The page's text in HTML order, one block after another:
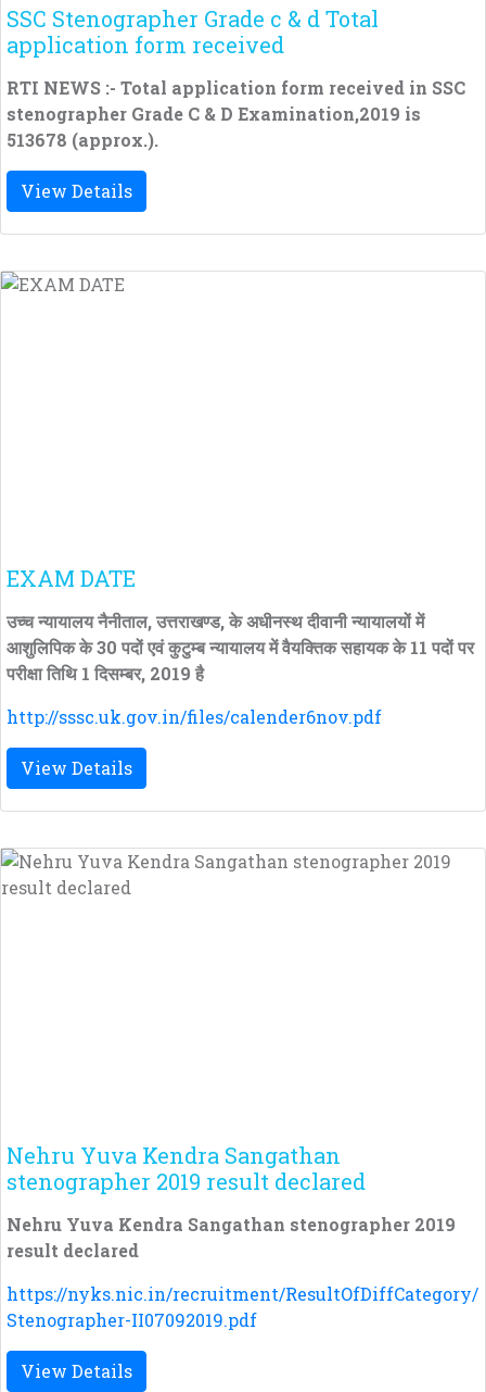
SSC Stenographer Grade c & d Total
application form received
RTI NEWS :- Total application form received in SSC
stenographer Grade C & D Examination,2019 is
513678 (approx.).
View Details
EXAM DATE
उच्च न्यायालय नैनीताल, उत्तराखण्ड, के अधीनस्थ दीवानी न्यायालयों में
आशुलिपिक के 30 पदों एवं कुटुम्ब न्यायालय में वैयक्तिक सहायक के 11 पदों पर
परीक्षा तिथि 1 दिसम्बर, 2019 है
http://sssc.uk.gov.in/files/calender6nov.pdf
View Details
Nehru Yuva Kendra Sangathan
stenographer 2019 result declared
Nehru Yuva Kendra Sangathan stenographer 2019
result declared
https://nyks.nic.in/recruitment/ResultOfDiffCategory/
Stenographer-II07092019.pdf
View Details